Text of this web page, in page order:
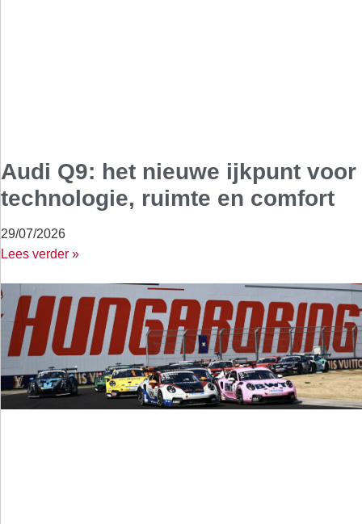
Audi Q9: het nieuwe ijkpunt voor
technologie, ruimte en comfort
29/07/2026
Lees verder »